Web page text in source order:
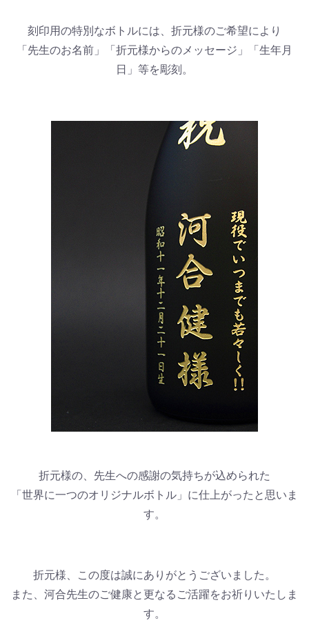
刻印用の特別なボトルには、折元様のご希望により
「先生のお名前」「折元様からのメッセージ」「生年月
日」等を彫刻。
折元様の、先生への感謝の気持ちが込められた
「世界に一つのオリジナルボトル」に仕上がったと思いま
す。
折元様、この度は誠にありがとうございました。
また、河合先生のご健康と更なるご活躍をお祈りいたしま
す。